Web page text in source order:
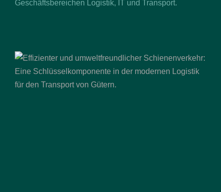
Geschäftsbereichen Logistik, IT und Transport.